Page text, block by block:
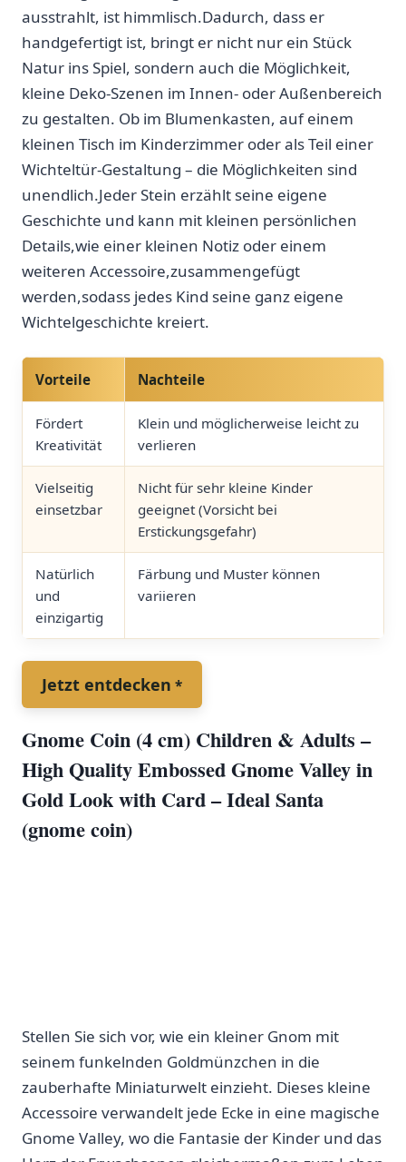
ausstrahlt, ist himmlisch.Dadurch,‌ dass er
handgefertigt ist, bringt er⁢ nicht nur⁣ ein Stück
Natur ins ‍Spiel, sondern auch ‍die Möglichkeit,
kleine Deko-Szenen im‌ Innen- oder Außenbereich
zu gestalten. Ob im Blumenkasten, auf einem
kleinen Tisch im Kinderzimmer oder als Teil einer
Wichteltür-Gestaltung – die Möglichkeiten sind
unendlich.Jeder Stein erzählt seine⁢ eigene
Geschichte und kann mit ⁢kleinen persönlichen
Details,wie einer kleinen Notiz ⁢oder einem
weiteren Accessoire,zusammengefügt⁢
werden,sodass jedes Kind seine ganz eigene
Wichtelgeschichte kreiert.
Vorteile Nachteile
Fördert
⁣Kreativität
Klein und möglicherweise⁢ leicht zu
verlieren
Vielseitig
einsetzbar
Nicht ⁤für sehr​ kleine Kinder
geeignet (Vorsicht⁢ bei
Erstickungsgefahr)
Natürlich
und​
einzigartig
Färbung und⁣ Muster können
variieren
Jetzt entdecken
Gnome Coin (4 cm) Children & Adults –
High Quality Embossed Gnome Valley in ​
Gold Look with ⁤Card – Ideal Santa
(gnome coin)
Stellen Sie sich vor, wie ein kleiner Gnom mit
seinem ⁢funkelnden Goldmünzchen in die
zauberhafte Miniaturwelt ‍einzieht. Dieses ‍kleine
⁣Accessoire verwandelt jede Ecke in eine magische
Gnome Valley,⁤ wo die Fantasie der Kinder⁢ und das